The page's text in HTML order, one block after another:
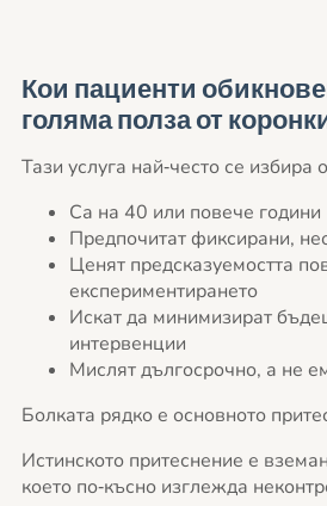
Кои пациенти
голяма полза от
Тази услуга най‑често се избира
Са на 40 или повече години
Предпочитат фиксирани,
Ценят предсказуемостта
експериментирането
Искат да минимизират
интервенции
Мислят дългосрочно, а не
Болката рядко е основното
Истинското притеснение е
което по‑късно изглежда